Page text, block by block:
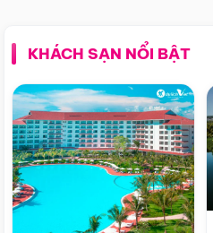
KHÁCH SẠN NỔI BẬT